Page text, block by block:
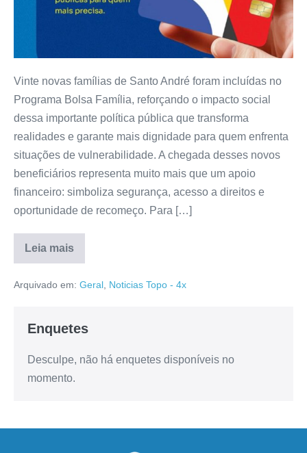
Vinte novas famílias de Santo André foram incluídas no
Programa Bolsa Família, reforçando o impacto social
dessa importante política pública que transforma
realidades e garante mais dignidade para quem enfrenta
situações de vulnerabilidade. A chegada desses novos
beneficiários representa muito mais que um apoio
financeiro: simboliza segurança, acesso a direitos e
oportunidade de recomeço. Para […]
Leia mais
Arquivado em: Geral Noticias Topo - 4x
Enquetes
Desculpe, não há enquetes disponíveis no
momento.